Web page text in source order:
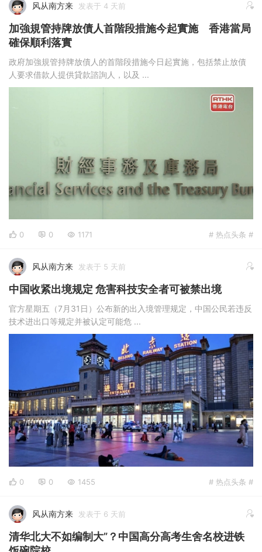
风从南方来 发表于 4 天前
加強規管持牌放債人首階段措施今起實施 香港當局
確保順利落實
政府加強規管持牌放債人的首階段措施今日起實施，包括禁止放債
人要求借款人提供貸款諮詢人，以及 ...
0 0 1171 # 热点头条 #
风从南方来 发表于 5 天前
中国收紧出境规定 危害科技安全者可被禁出境
官方星期五（7月31日）公布新的出入境管理规定，中国公民若违反
技术进出口等规定并被认定可能危 ...
0 0 1455 # 热点头条 #
风从南方来 发表于 6 天前
清华北大不如编制大”？中国高分高考生舍名校进铁